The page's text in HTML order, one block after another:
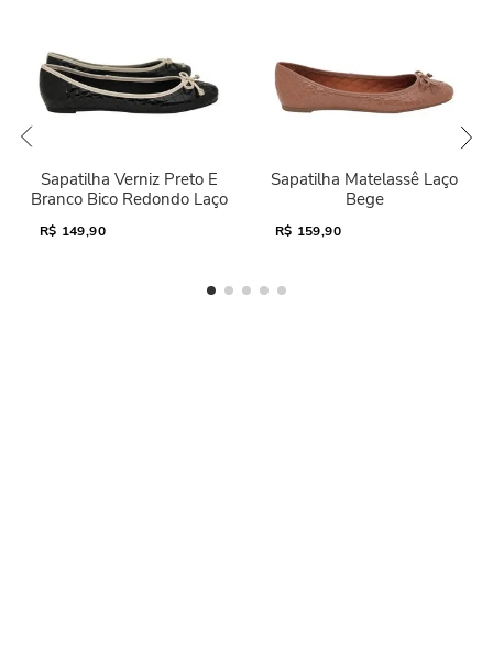
Sapatilha Verniz Preto E
Branco Bico Redondo Laço
R$ 149,90
Sapatilha Matelassê Laço
Bege
R$ 159,90